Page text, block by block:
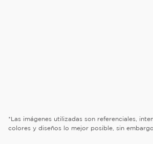
*Las imágenes utilizadas son referenciales,
colores y diseños lo mejor posible, sin